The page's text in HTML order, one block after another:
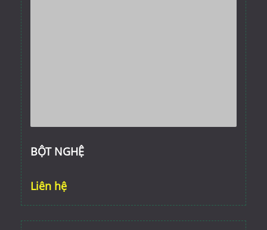
BỘT NGHỆ
Liên hệ